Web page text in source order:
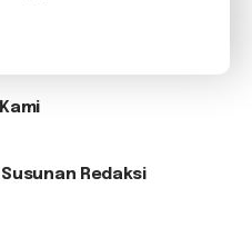
Susunan Redaksi